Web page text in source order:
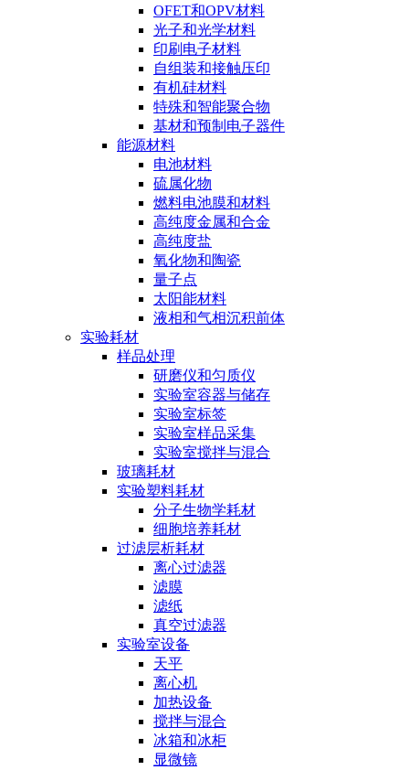
OFET和OPV材料
光子和光学材料
印刷电子材料
自组装和接触压印
有机硅材料
特殊和智能聚合物
基材和预制电子器件
能源材料
电池材料
硫属化物
燃料电池膜和材料
高纯度金属和合金
高纯度盐
氧化物和陶瓷
量子点
太阳能材料
液相和气相沉积前体
实验耗材
样品处理
研磨仪和匀质仪
实验室容器与储存
实验室标签
实验室样品采集
实验室搅拌与混合
玻璃耗材
实验塑料耗材
分子生物学耗材
细胞培养耗材
过滤层析耗材
离心过滤器
滤膜
滤纸
真空过滤器
实验室设备
天平
离心机
加热设备
搅拌与混合
冰箱和冰柜
显微镜